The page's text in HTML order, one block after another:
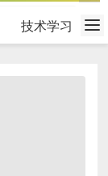
技术学习